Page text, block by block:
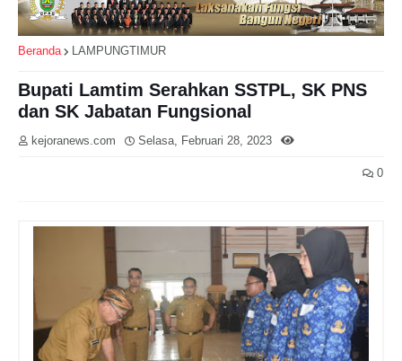
Beranda LAMPUNGTIMUR
Bupati Lamtim Serahkan SSTPL, SK PNS
dan SK Jabatan Fungsional
kejoranews.com Selasa, Februari 28, 2023
0